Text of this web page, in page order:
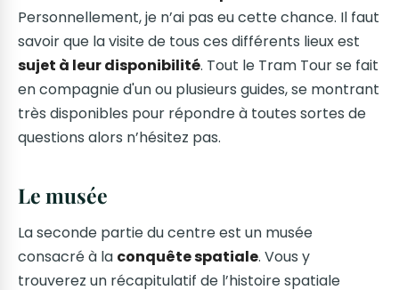
Personnellement, je n’ai pas eu cette chance. Il faut
savoir que la visite de tous ces différents lieux est
sujet à leur disponibilité. Tout le Tram Tour se fait
en compagnie d'un ou plusieurs guides, se montrant
très disponibles pour répondre à toutes sortes de
questions alors n’hésitez pas.
Le musée
La seconde partie du centre est un musée
consacré à la conquête spatiale. Vous y
trouverez un récapitulatif de l’histoire spatiale